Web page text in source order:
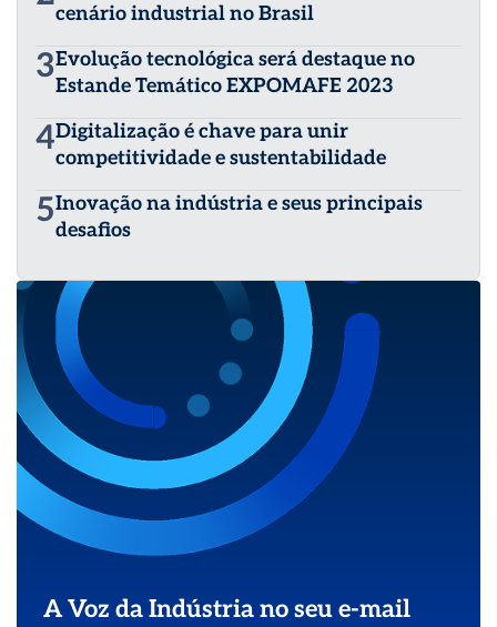
cenário industrial no Brasil
3Evolução tecnológica será destaque no
Estande Temático EXPOMAFE 2023
4Digitalização é chave para unir
competitividade e sustentabilidade
5Inovação na indústria e seus principais
desafios
A Voz da Indústria no seu e-mail